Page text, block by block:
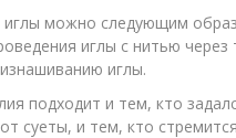
можно следующим
иглы с нитью
иглы.
подходит и тем, кто
суеты, и тем, кто